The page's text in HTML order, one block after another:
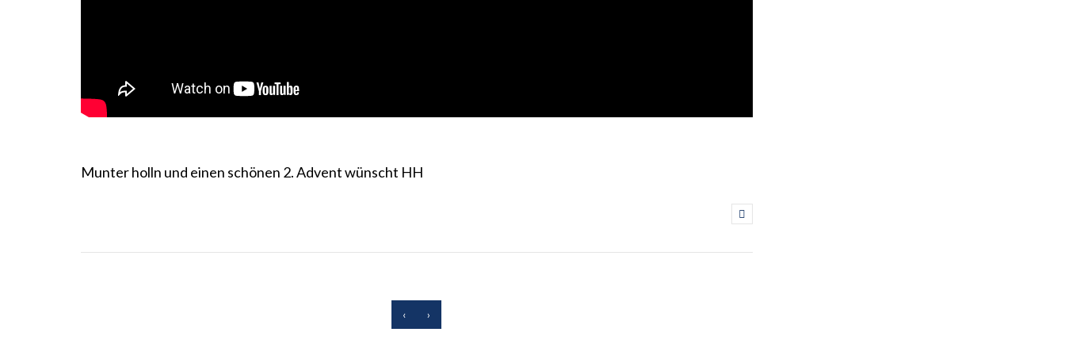
Munter holln und einen schönen 2. Advent wünscht HH
‹ ›